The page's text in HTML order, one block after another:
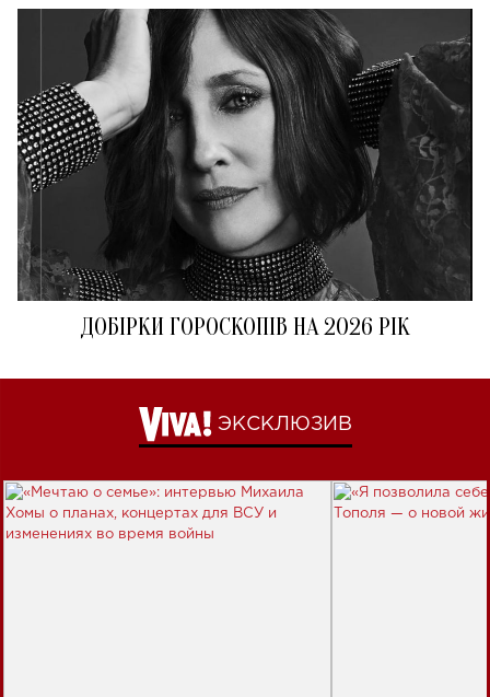
ДОБІРКИ ГОРОСКОПІВ НА 2026 РІК
ЭКСКЛЮЗИВ